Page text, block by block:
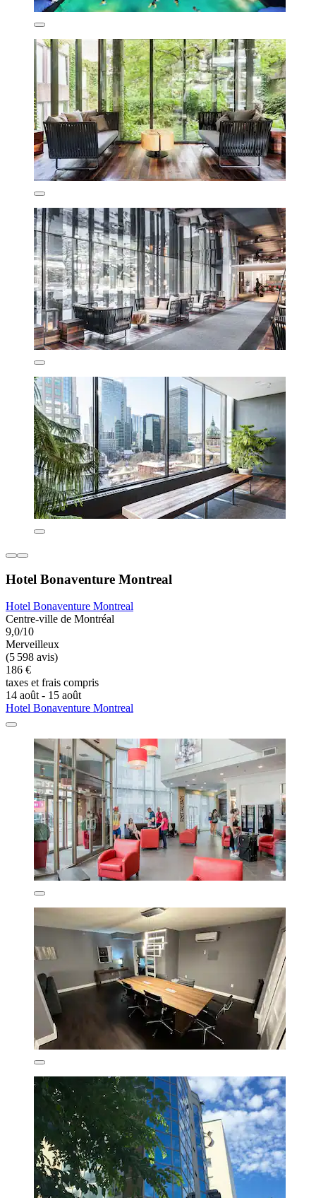
Hotel Bonaventure Montreal
Hotel Bonaventure Montreal
Centre-ville de Montréal
9,0/10
Merveilleux
(5 598 avis)
186 €
taxes et frais compris
14 août - 15 août
Hotel Bonaventure Montreal